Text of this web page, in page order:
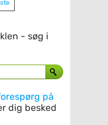
- søg i
på
dig besked